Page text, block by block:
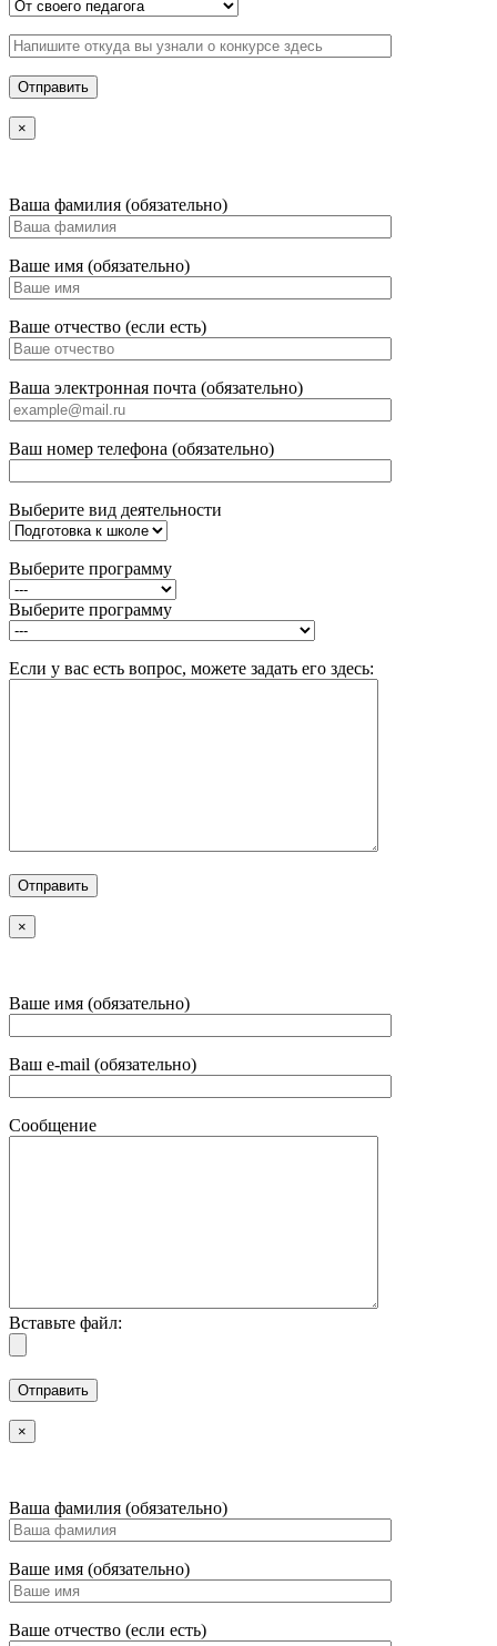
×
Ваша фамилия (обязательно)
Ваше имя (обязательно)
Ваше отчество (если есть)
Ваша электронная почта (обязательно)
Ваш номер телефона (обязательно)
Выберите вид деятельности
Выберите программу
Выберите программу
Если у вас есть вопрос, можете задать его здесь:
×
Ваше имя (обязательно)
Ваш e-mail (обязательно)
Сообщение
Вставьте файл:
×
Ваша фамилия (обязательно)
Ваше имя (обязательно)
Ваше отчество (если есть)